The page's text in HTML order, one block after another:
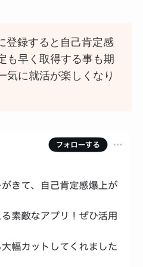
登録すると自己肯定感
も早く取得する事も期
気に就活が楽しくなり